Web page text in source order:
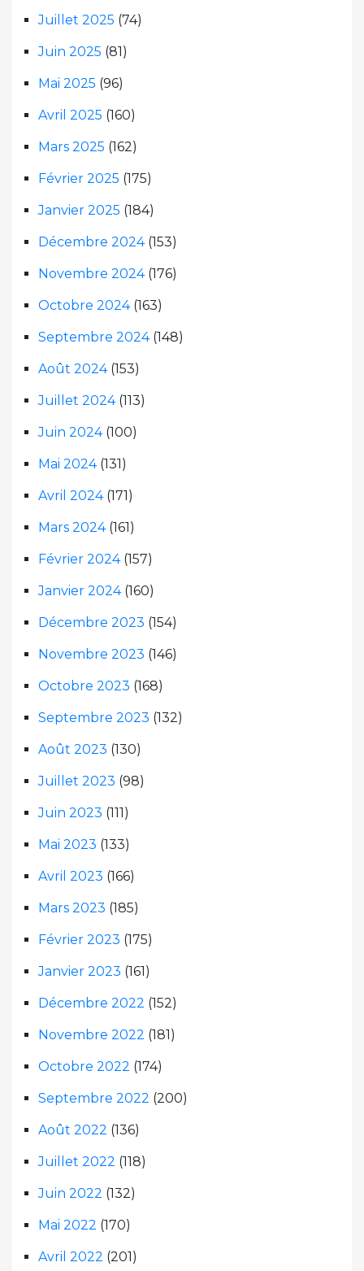
Juillet 2025 (74)
Juin 2025 (81)
Mai 2025 (96)
Avril 2025 (160)
Mars 2025 (162)
Février 2025 (175)
Janvier 2025 (184)
Décembre 2024(153)
Novembre 2024(176)
Octobre 2024(163)
Septembre 2024(148)
Août 2024(153)
Juillet 2024(113)
Juin 2024(100)
Mai 2024(131)
Avril 2024(171)
Mars 2024(161)
Février 2024(157)
Janvier 2024(160)
Décembre 2023 (154)
Novembre 2023 (146)
Octobre 2023 (168)
Septembre 2023 (132)
Août 2023 (130)
Juillet 2023 (98)
Juin 2023 (111)
Mai 2023 (133)
Avril 2023 (166)
Mars 2023 (185)
Février 2023 (175)
Janvier 2023 (161)
Décembre 2022 (152)
Novembre 2022 (181)
Octobre 2022 (174)
Septembre 2022 (200)
Août 2022 (136)
Juillet 2022 (118)
Juin 2022 (132)
Mai 2022 (170)
Avril 2022 (201)